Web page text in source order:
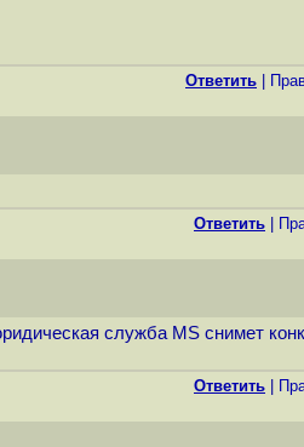
Ответить
Ответить
служба MS снимет
Ответить